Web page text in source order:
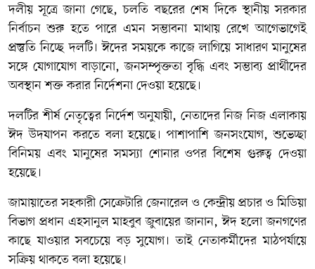
দলীয় সূত্রে জানা গেছে, চলতি বছরের শেষ দিকে স্থানীয় সরকার
নির্বাচন শুরু হতে পারে এমন সম্ভাবনা মাথায় রেখে আগেভাগেই
প্রস্তুতি নিচ্ছে দলটি। ঈদের সময়কে কাজে লাগিয়ে সাধারণ মানুষের
সঙ্গে যোগাযোগ বাড়ানো, জনসম্পৃক্ততা বৃদ্ধি এবং সম্ভাব্য প্রার্থীদের
অবস্থান শক্ত করার নির্দেশনা দেওয়া হয়েছে।
দলটির শীর্ষ নেতৃত্বের নির্দেশ অনুযায়ী, নেতাদের নিজ নিজ এলাকায়
ঈদ উদযাপন করতে বলা হয়েছে। পাশাপাশি জনসংযোগ, শুভেচ্ছা
বিনিময় এবং মানুষের সমস্যা শোনার ওপর বিশেষ গুরুত্ব দেওয়া
হয়েছে।
জামায়াতের সহকারী সেক্রেটারি জেনারেল ও কেন্দ্রীয় প্রচার ও মিডিয়া
বিভাগ প্রধান এহসানুল মাহবুব জুবায়ের জানান, ঈদ হলো জনগণের
কাছে যাওয়ার সবচেয়ে বড় সুযোগ। তাই নেতাকর্মীদের মাঠপর্যায়ে
সক্রিয় থাকতে বলা হয়েছে।